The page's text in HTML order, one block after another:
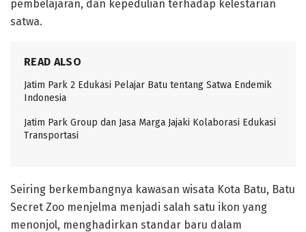
pembelajaran, dan kepedulian terhadap kelestarian
satwa.
READ ALSO
Jatim Park 2 Edukasi Pelajar Batu tentang Satwa Endemik
Indonesia
Jatim Park Group dan Jasa Marga Jajaki Kolaborasi Edukasi
Transportasi
Seiring berkembangnya kawasan wisata Kota Batu, Batu
Secret Zoo menjelma menjadi salah satu ikon yang
menonjol, menghadirkan standar baru dalam